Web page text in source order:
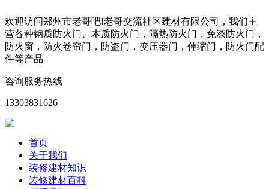
欢迎访问郑州市老哥吧!老哥交流社区建材有限公司，我们主
营各种钢质防火门、木质防火门，隔热防火门，免漆防火门，
防火窗，防火卷帘门，防盗门，变压器门，伸缩门，防火门配
件等产品
咨询服务热线
13303831626
首页
关于我们
装修建材知识
装修建材百科